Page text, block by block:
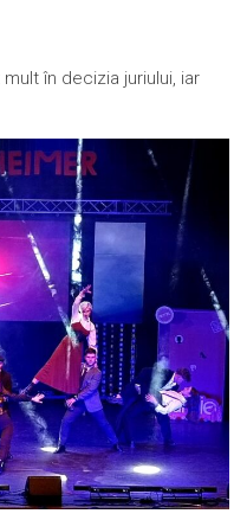
în decizia juriului, iar